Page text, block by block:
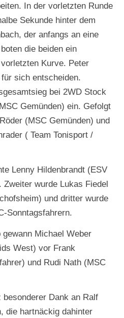
In der vorletzten Runde
Sekunde hinter dem
der anfangs an eine
die beiden ein
Kurve. Peter
sich entscheiden.
bei 2WD Stock
Gemünden) ein. Gefolgt
(MSC Gemünden) und
( Team Tonisport /
Lenny Hildenbrandt (ESV
wurde Lukas Fiedel
und dritter wurde
Sonntagsfahrern.
Michael Weber
West) vor Frank
und Rudi Nath (MSC
Dank an Ralf
die hartnäckig dahinter